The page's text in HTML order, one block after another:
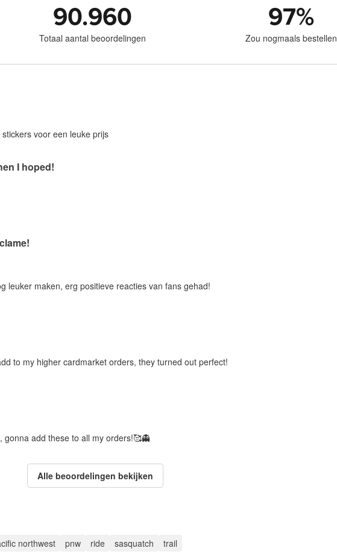
90.960
Totaal aantal beoordelingen
97%
Zou nogmaals bestellen
voor een leuke prijs
I hoped!
leuker maken, erg positieve reacties van fans gehad!
to my higher cardmarket orders, they turned out perfect!
add these to all my orders!🥰👻
Alle beoordelingen bekijken
northwest pnw ride sasquatch trail